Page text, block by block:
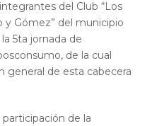
del Club “Los
y Gómez” del municipio
5ta jornada de
de la cual
general de esta cabecera
de la